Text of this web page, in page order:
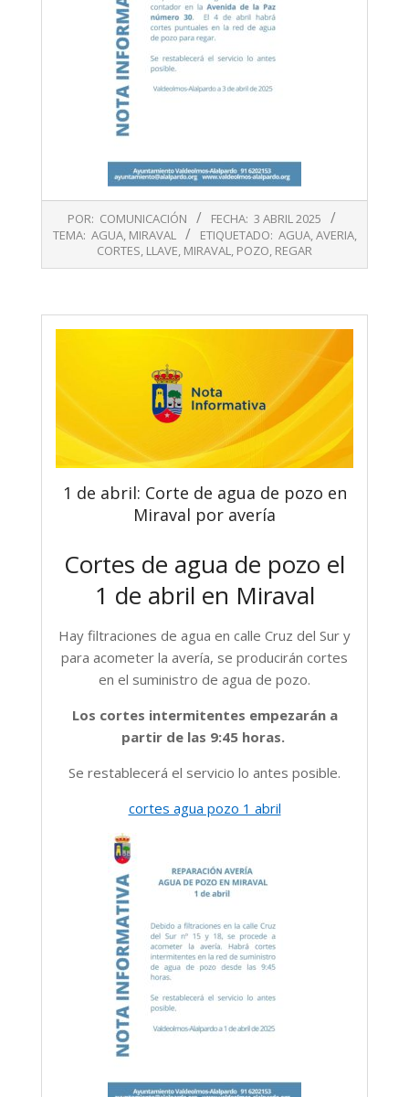
04-
POR: COMUNICACIÓN FECHA: 3 ABRIL 2025
TEMA: AGUA, MIRAVAL ETIQUETADO: AGUA,AVERIA,
CORTES, LLAVE, MIRAVAL, POZO, REGAR
1 de abril: Corte de agua de pozo en
Miraval por avería
Cortes de agua de pozo el
1 de abril en Miraval
Hay filtraciones de agua en calle Cruz del Sur y
para acometer la avería, se producirán cortes
en el suministro de agua de pozo.
Los cortes intermitentes empezarán a
partir de las 9:45 horas.
Se restablecerá el servicio lo antes posible.
cortes agua pozo 1 abril